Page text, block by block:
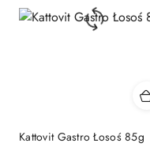
Kattovit Gastro Łosoś 85g